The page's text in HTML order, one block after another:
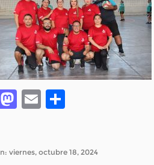
Mastodon
EmailCompartir
viernes, octubre 18, 2024